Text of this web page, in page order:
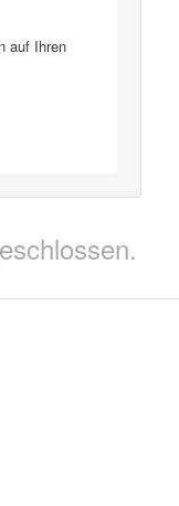
auf Ihren